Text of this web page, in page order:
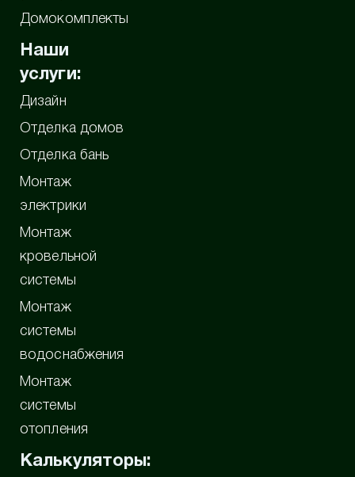
Домокомплекты
Наши
услуги:
Дизайн
Отделка домов
Отделка бань
Монтаж
электрики
Монтаж
кровельной
системы
Монтаж
системы
водоснабжения
Монтаж
системы
отопления
Калькуляторы: